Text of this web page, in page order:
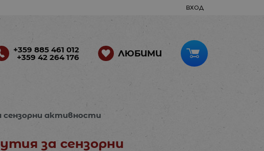
ВХОД
+359 885 461 012
+359 42 264 176 ЛЮБИМИ
активности
за сензорни